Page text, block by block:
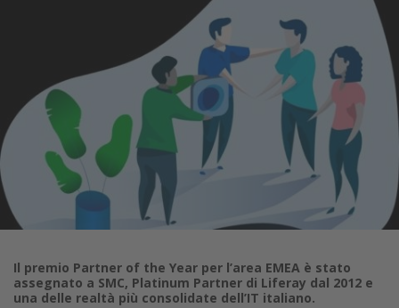
Il premio Partner of the Year per l’area EMEA è stato
assegnato a SMC, Platinum Partner di Liferay dal 2012 e
una delle realtà più consolidate dell’IT italiano.